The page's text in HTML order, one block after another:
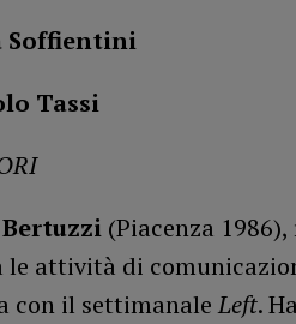
Soffientini
Tassi
(Piacenza
le attività di
con il settimanaleLeft.